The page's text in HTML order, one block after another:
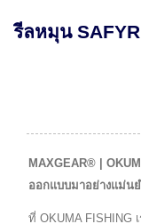
MAXGEAR® |
ออกแบบมาอย่างแม่น
ที่ OKUMA FISHING